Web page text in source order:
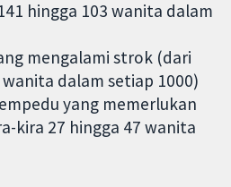
hingga 103 wanita dalam
mengalami strok (dari
dalam setiap 1000)
yang memerlukan
kira 27 hingga 47 wanita